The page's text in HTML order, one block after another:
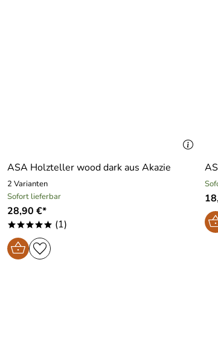
ASA Holzteller wood dark aus Akazie
2 Varianten
Sofort lieferbar
28,90 €*
***** (1)